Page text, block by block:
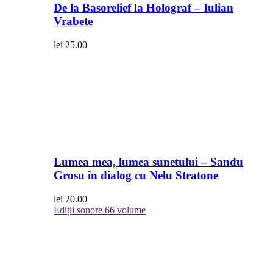
De la Basorelief la Holograf – Iulian
Vrabete
lei 25.00
Lumea mea, lumea sunetului – Sandu
Grosu în dialog cu Nelu Stratone
lei 20.00
Ediții sonore 66 volume